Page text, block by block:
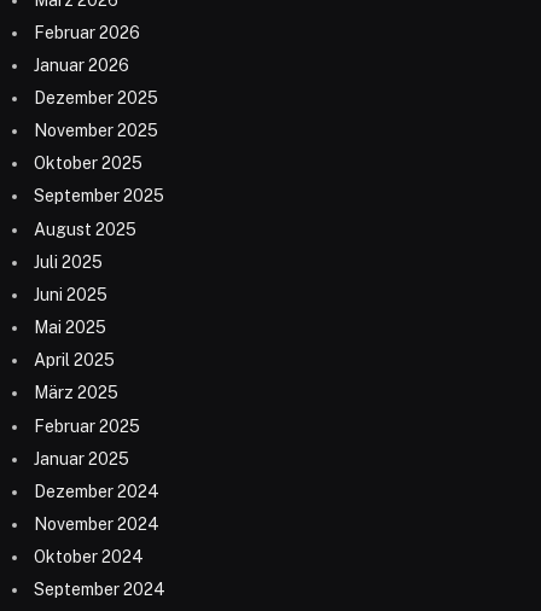
Februar 2026
Januar 2026
Dezember 2025
November 2025
Oktober 2025
September 2025
August 2025
Juli 2025
Juni 2025
Mai 2025
April 2025
März 2025
Februar 2025
Januar 2025
Dezember 2024
November 2024
Oktober 2024
September 2024